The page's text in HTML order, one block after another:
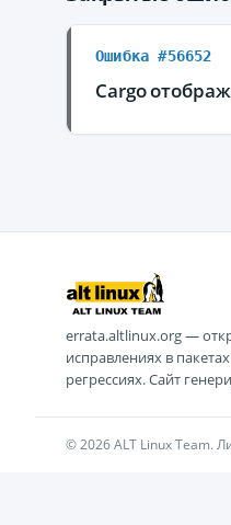
Ошибка #56652
Cargo
errata.altlinux.org —
исправлениях в
регрессиях. Сайт
© 2026 ALT Linux Team.